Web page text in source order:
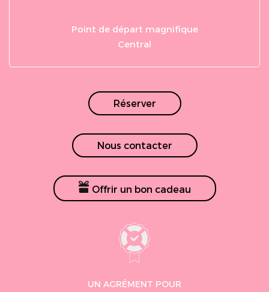
Point de départ magnifique
Central
Réserver
Nous contacter
Offrir un bon cadeau
UN AGRÉMENT POUR